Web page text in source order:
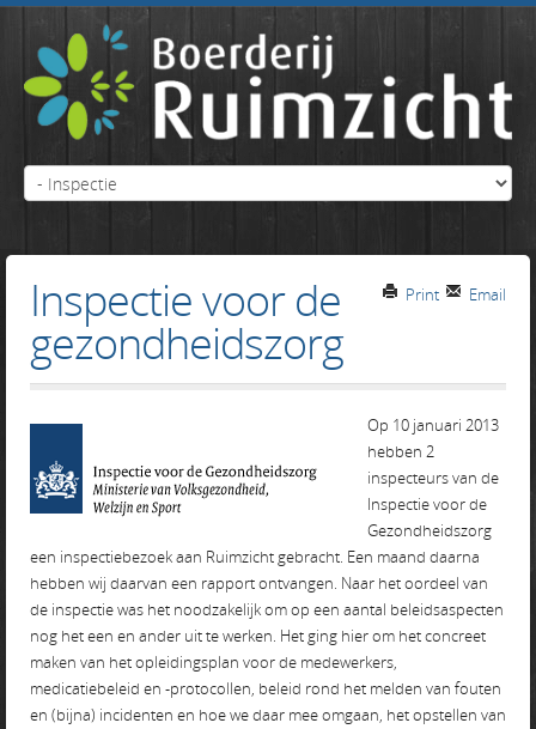
Email
Print
Inspectie voor de
gezondheidszorg
Op 10 januari 2013
hebben 2
inspecteurs van de
Inspectie voor de
Gezondheidszorg
een inspectiebezoek aan Ruimzicht gebracht. Een maand daarna
hebben wij daarvan een rapport ontvangen. Naar het oordeel van
de inspectie was het noodzakelijk om op een aantal beleidsaspecten
nog het een en ander uit te werken. Het ging hier om het concreet
maken van het opleidingsplan voor de medewerkers,
medicatiebeleid en -protocollen, beleid rond het melden van fouten
en (bijna) incidenten en hoe we daar mee omgaan, het opstellen van